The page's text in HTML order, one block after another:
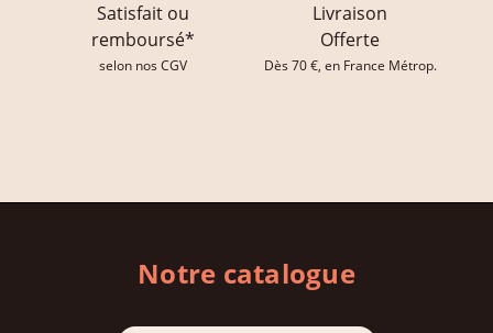
Satisfait ou
remboursé*
selon nos CGV
Livraison
Offerte
Dès 70 €, en France Métrop.
Notre catalogue